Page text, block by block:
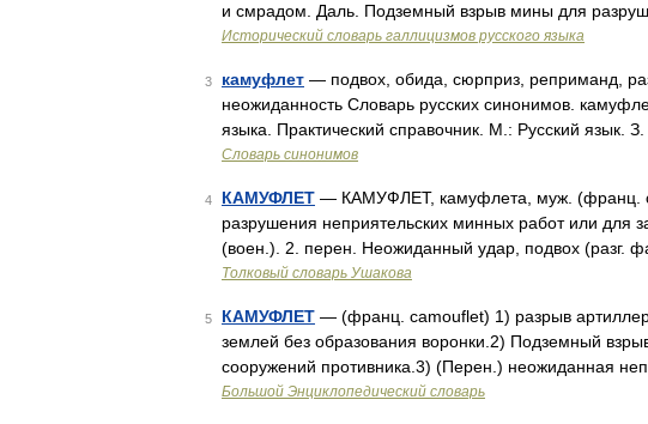
и смрадом. Даль. Подземный взрыв мины для
Исторический словарь галлицизмов русского языка
3 камуфлет — подвох, обида, сюрприз, реприманд,
неожиданность Словарь русских синонимов.
языка. Практический справочник. М.: Русский язык.
Словарь синонимов
4 КАМУФЛЕТ — КАМУФЛЕТ, камуфлета, муж. (франц.
разрушения неприятельских минных работ или для
(воен.). 2. перен. Неожиданный удар, подвох (разг.
Толковый словарь Ушакова
5 КАМУФЛЕТ — (франц. camouflet) 1) разрыв
землей без образования воронки.2) Подземный
сооружений противника.3) (Перен.) неожиданная
Большой Энциклопедический словарь